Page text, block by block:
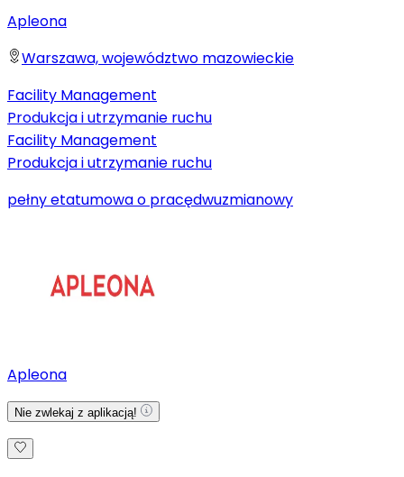
Apleona
Warszawa, województwo mazowieckie
Facility Management
Produkcja i utrzymanie ruchu
Facility Management
Produkcja i utrzymanie ruchu
pełny etatumowa o pracędwuzmianowy
Apleona
Nie zwlekaj z aplikacją!